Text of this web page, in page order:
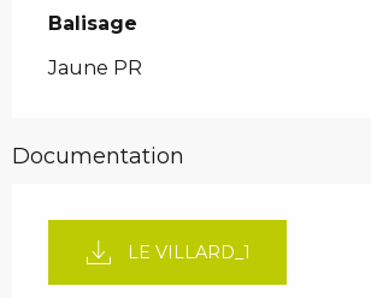
Balisage
Jaune PR
Documentation
LE VILLARD_1